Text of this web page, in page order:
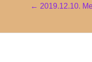
Post
← 2019.12.10.